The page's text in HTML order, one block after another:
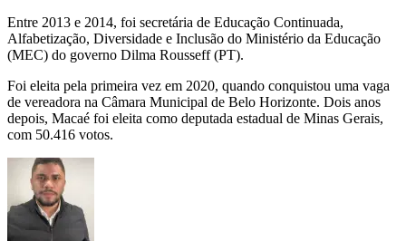
Entre 2013 e 2014, foi secretária de Educação Continuada,
Alfabetização, Diversidade e Inclusão do Ministério da Educação
(MEC) do governo Dilma Rousseff (PT).
Foi eleita pela primeira vez em 2020, quando conquistou uma vaga
de vereadora na Câmara Municipal de Belo Horizonte. Dois anos
depois, Macaé foi eleita como deputada estadual de Minas Gerais,
com 50.416 votos.